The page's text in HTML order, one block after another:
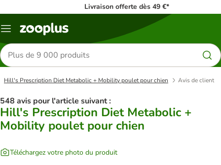
Livraison offerte dès 49 €*
Menu
Rechercher
des
produits
Hill's Prescription Diet Metabolic + Mobility poulet pour chien Avis de client
548 avis pour l'article suivant :
Hill's Prescription Diet Metabolic +
Mobility poulet pour chien
Téléchargez votre photo du produit